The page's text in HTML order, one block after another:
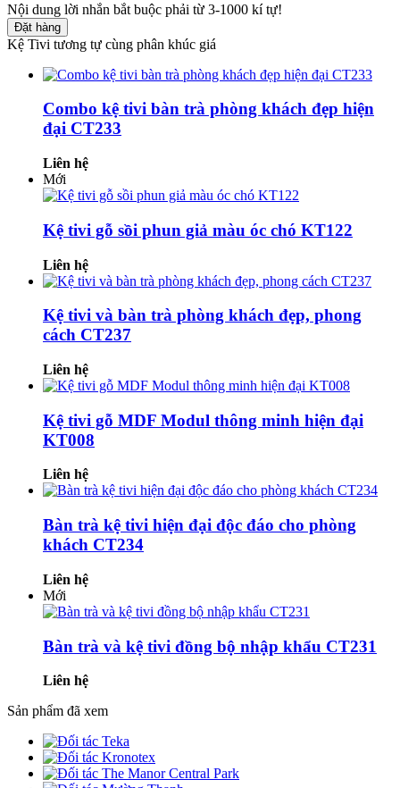
Nội dung lời nhắn bắt buộc phải từ 3-1000 kí tự!
Đặt hàng
Kệ Tivi tương tự cùng phân khúc giá
Combo kệ tivi bàn trà phòng khách đẹp hiện
đại CT233
Liên hệ
Mới
Kệ tivi gỗ sồi phun giả màu óc chó KT122
Liên hệ
Kệ tivi và bàn trà phòng khách đẹp, phong
cách CT237
Liên hệ
Kệ tivi gỗ MDF Modul thông minh hiện đại
KT008
Liên hệ
Bàn trà kệ tivi hiện đại độc đáo cho phòng
khách CT234
Liên hệ
Mới
Bàn trà và kệ tivi đồng bộ nhập khẩu CT231
Liên hệ
Sản phẩm đã xem